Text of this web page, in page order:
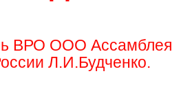
ВРО ООО Ассамблея
Л.И.Будченко.